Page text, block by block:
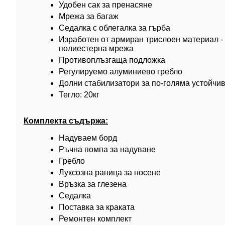
Удобен сак за пренасяне
Мрежа за багаж
Седалка с облегалка за гърба
Изработен от армиран трислоен материал
полиестерна мрежа
Противоплъзгаща подложка
Регулируемо алуминиево гребло
Долни стабилизатори за по-голяма
Тегло: 20кг
Комплекта съдържа:
Надуваем борд
Ръчна помпа за надуване
Гребло
Луксозна раница за носене
Връзка за глезена
Седалка
Поставка за краката
Ремонтен комплект